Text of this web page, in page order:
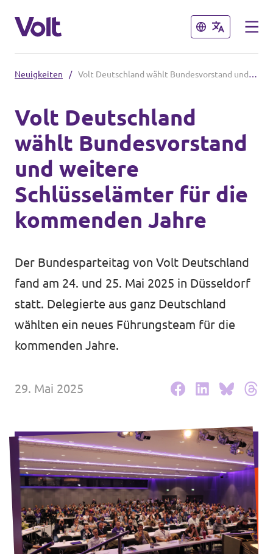
Schließen
Lokale hessische Teams
Hessische Volt-Termine
Volt in Deutschland
Website Volt Deutschland
Volt in deinem Bundesland
Volt Deutschland Merchandise Shop
Schließen
Programm
Über Volt
Menschen
Neuigkeiten
Mache bei uns mit!
Deine Spende für Volt!
Leichte Sprache
Jobs bei Volt Hessen
Neuigkeiten / Volt Deutschland wählt Bundesvorstand und weitere Schlüsselämter für die kommenden Jahre
Volt Deutschland
wählt Bundesvorstand
und weitere
Schlüsselämter für die
kommenden Jahre
Der Bundesparteitag von Volt Deutschland
fand am 24. und 25. Mai 2025 in Düsseldorf
statt. Delegierte aus ganz Deutschland
wählten ein neues Führungsteam für die
kommenden Jahre.
29. Mai 2025